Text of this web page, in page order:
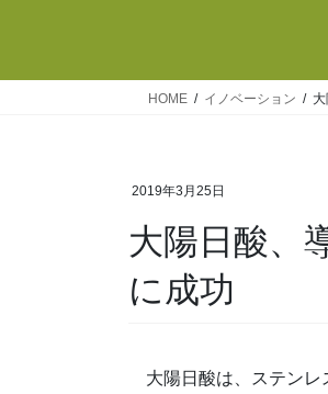
HOME イノベーション
2019年3月25日
大陽日酸、
に成功
大陽日酸は、ステンレ